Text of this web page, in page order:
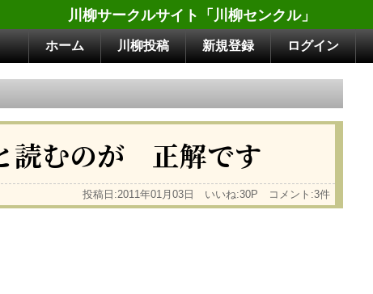
川柳サークルサイト「川柳センクル」
ホーム 川柳投稿 新規登録 ログイン
読むのが 正解です
投稿日:2011年01月03日 いいね:30P コメント:3件